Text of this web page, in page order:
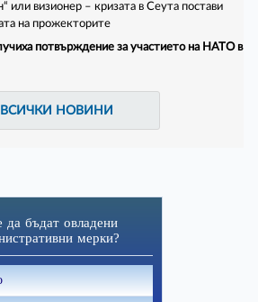
или визионер – кризата в Сеута постави
на прожекторите
потвърждение за участието на НАТО в
ВСИЧКИ НОВИНИ